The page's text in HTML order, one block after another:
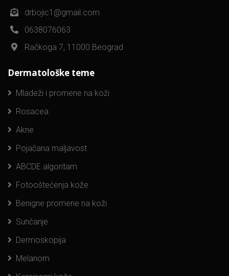
drbojic1@gmail.com
0638076063
Račkoga 7, 11000 Beograd
Dermatološke teme
Mladeži i promene na koži
Rosacea
Akne
Pojačana maljavost
ABCDE algoritam
Fotooštećenja kože
Benigne promene na koži
Sunčanje
Dermoskopija
Melanom